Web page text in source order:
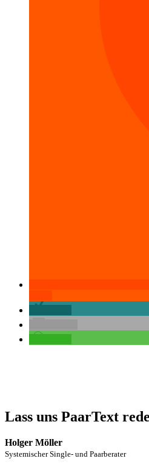
Lass uns PaarText
Holger Möller
Systemischer Single- und Paarberater